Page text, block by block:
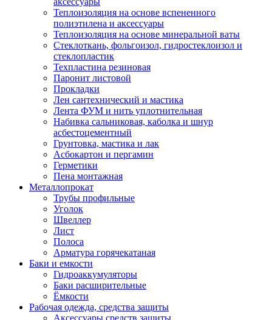
Теплоизоляция на основе вспененного
полиэтилена и аксессуары
Теплоизоляция на основе минеральной ваты
Стеклоткань, фольгоизол, гидростеклоизол и
стеклопластик
Техпластина резиновая
Паронит листовой
Прокладки
Лен сантехнический и мастика
Лента ФУМ и нить уплотнительная
Набивка сальниковая, каболка и шнур
асбестоцементный
Грунтовка, мастика и лак
Асбокартон и пергамин
Герметики
Пена монтажная
Металлопрокат
Трубы профильные
Уголок
Швеллер
Лист
Полоса
Арматура горячекатаная
Баки и емкости
Гидроаккумуляторы
Баки расширительные
Ёмкости
Рабочая одежда, средства защиты
Аксессуары средств защиты